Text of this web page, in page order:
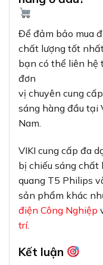
Để đảm bảo mua
chất lượng tốt
bạn có thể liên hệ
đơn
vị chuyên cung
sáng hàng đầu tại
Nam.
VIKI cung cấp đa
bị chiếu sáng chất
quang T5 Philips
sản phẩm khác
điện Công Nghiệp
trí.
Kết luận